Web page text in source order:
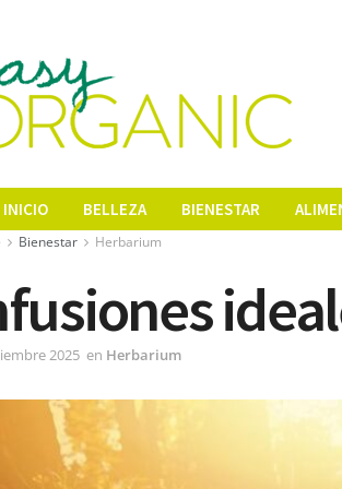
INICIO BELLEZA BIENESTAR
Bienestar Herbarium
2025 en Herbarium